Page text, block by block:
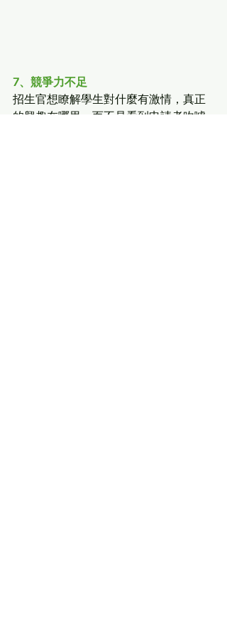
7、競爭力不足
招生官想瞭解學生對什麼有激情，真正
的興趣在哪里，而不是看到申請者吹噓